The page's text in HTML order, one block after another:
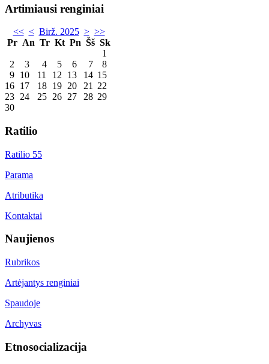
Artimiausi renginiai
<< < Birž. 2025 > >>
Pr An Tr Kt Pn Šš Sk
1
2
3 4 5 6 7
8
9 10 11 12 13 14 15
16 17 18 19 20 21
22
23 24 25 26 27 28 29
30
Ratilio
Ratilio 55
Parama
Atributika
Kontaktai
Naujienos
Rubrikos
Artėjantys renginiai
Spaudoje
Archyvas
Etnosocializacija